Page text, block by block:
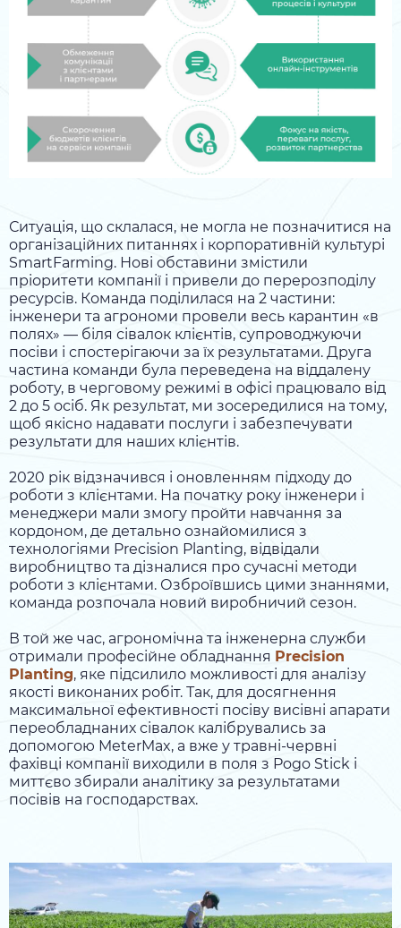
Ситуація, що склалася, не могла не позначитися на
організаційних питаннях і корпоративній культурі
SmartFarming. Нові обставини змістили
пріоритети компанії і привели до перерозподілу
ресурсів. Команда поділилася на 2 частини:
інженери та агрономи провели весь карантин «в
полях» — біля сівалок клієнтів, супроводжуючи
посіви і спостерігаючи за їх результатами. Друга
частина команди була переведена на віддалену
роботу, в черговому режимі в офісі працювало від
2 до 5 осіб. Як результат, ми зосередилися на тому,
щоб якісно надавати послуги і забезпечувати
результати для наших клієнтів.
2020 рік відзначився і оновленням підходу до
роботи з клієнтами. На початку року інженери і
менеджери мали змогу пройти навчання за
кордоном, де детально ознайомилися з
технологіями Precision Planting, відвідали
виробництво та дізналися про сучасні методи
роботи з клієнтами. Озброївшись цими знаннями,
команда розпочала новий виробничий сезон.
В той же час, агрономічна та інженерна служби
отримали професійне обладнання Precision
Planting, яке підсилило можливості для аналізу
якості виконаних робіт. Так, для досягнення
максимальної ефективності посіву висівні апарати
переобладнаних сівалок калібрувались за
допомогою MeterMax, а вже у травні-червні
фахівці компанії виходили в поля з Pogo Stick і
миттєво збирали аналітику за результатами
посівів на господарствах.